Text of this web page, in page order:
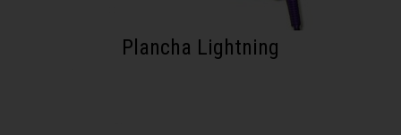
Plancha Lightning